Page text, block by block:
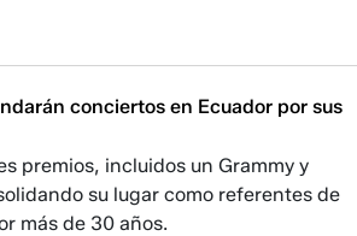
conciertos en Ecuador por sus
premios, incluidos un Grammy y
su lugar como referentes de
más de 30 años.